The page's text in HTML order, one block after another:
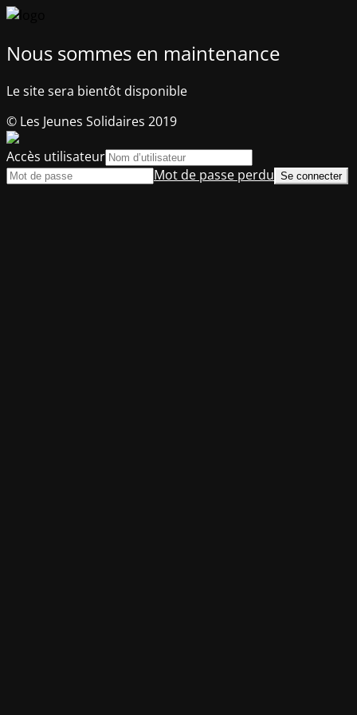
Nous sommes en maintenance
Le site sera bientôt disponible
© Les Jeunes Solidaires 2019
Accès utilisateur
Mot de passe perdu